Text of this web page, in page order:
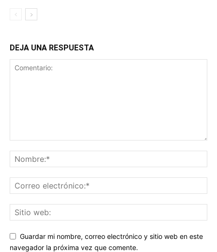
DEJA UNA RESPUESTA
Guardar mi nombre, correo electrónico y sitio web en este
navegador la próxima vez que comente.